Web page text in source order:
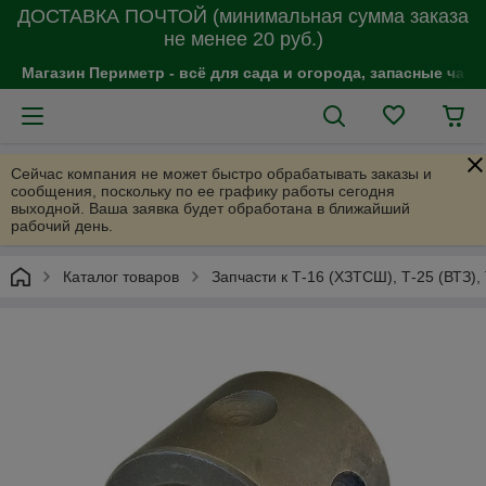
ДОСТАВКА ПОЧТОЙ (минимальная сумма заказа
не менее 20 руб.)
Магазин Периметр - всё для сада и огорода, запасные
Сейчас компания не может быстро обрабатывать заказы и
сообщения, поскольку по ее графику работы сегодня
выходной. Ваша заявка будет обработана в ближайший
рабочий день.
Каталог товаров Запчасти к Т-16 (ХЗТСШ), Т-25